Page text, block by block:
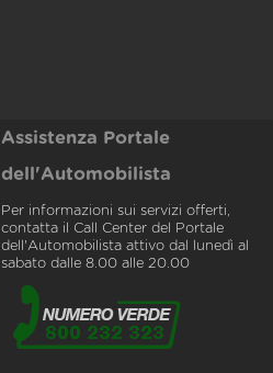
Assistenza Portale
dell'Automobilista
Per informazioni sui servizi offerti,
contatta il Call Center del Portale
dell'Automobilista attivo dal lunedì al
sabato dalle 8.00 alle 20.00